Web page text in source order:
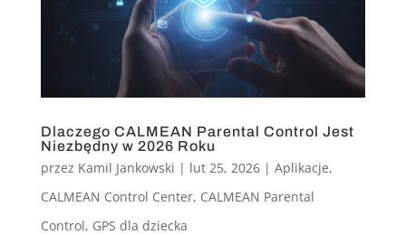
Dlaczego CALMEAN Parental Control Jest
Niezbędny w 2026 Roku
przez Kamil Jankowski | lut 25, 2026| Aplikacje,
CALMEAN Control Center, CALMEAN Parental
Control, GPS dla dziecka